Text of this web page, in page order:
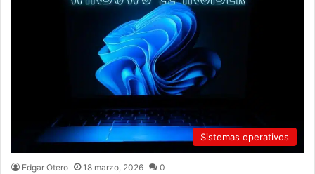
Sistemas operativos
Edgar Otero 18 marzo, 2026 0